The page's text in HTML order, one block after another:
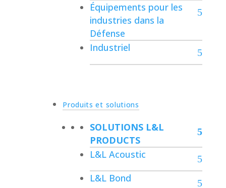
Équipements pour les
industries dans la
Défense
Industriel
Produits et solutions
SOLUTIONS L&L
PRODUCTS
L&L Acoustic
L&L Bond